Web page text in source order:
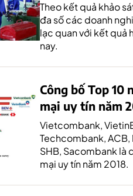
Theo kết quả khảo
đa số các doanh
lạc quan với kết quả
nay.
Công bố Top 10
mại uy tín năm
Vietcombank,
Techcombank, ACB,
SHB, Sacombank là
mại uy tín năm 2018.